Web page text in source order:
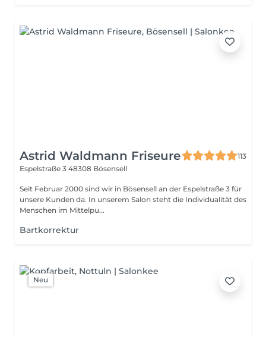
Astrid Waldmann Friseure
113
Espelstraße 3 48308 Bösensell
Seit Februar 2000 sind wir in Bösensell an der Espelstraße 3 für
unsere Kunden da. In unserem Salon steht die Individualität des
Menschen im Mittelpu...
Bartkorrektur
Neu